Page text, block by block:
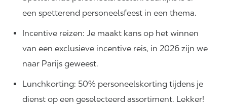
een spetterend personeelsfeest in een thema.
Incentive reizen: Je maakt kans op het winnen
van een exclusieve incentive reis, in 2026 zijn we
naar Parijs geweest.
Lunchkorting: 50% personeelskorting tijdens je
dienst op een geselecteerd assortiment. Lekker!